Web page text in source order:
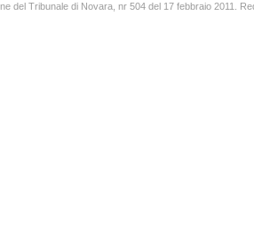
del Tribunale di Novara, nr 504 del 17 febbraio 2011.